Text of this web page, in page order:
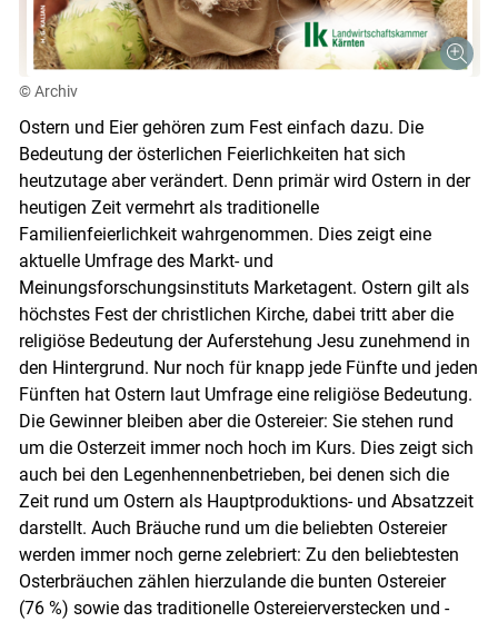
© Archiv
Ostern und Eier gehören zum Fest einfach dazu. Die
Bedeutung der österlichen Feierlichkeiten hat sich
heutzutage aber verändert. Denn primär wird Ostern in der
heutigen Zeit vermehrt als traditionelle
Familienfeierlichkeit wahrgenommen. Dies zeigt eine
aktuelle Umfrage des Markt- und
Meinungsforschungsinstituts Marketagent. Ostern gilt als
höchstes Fest der christlichen Kirche, dabei tritt aber die
religiöse Bedeutung der Auferstehung Jesu zunehmend in
den Hintergrund. Nur noch für knapp jede Fünfte und jeden
Fünften hat Ostern laut Umfrage eine religiöse Bedeutung.
Die Gewinner bleiben aber die Ostereier: Sie stehen rund
um die Osterzeit immer noch hoch im Kurs. Dies zeigt sich
auch bei den Legenhennenbetrieben, bei denen sich die
Zeit rund um Ostern als Hauptproduk­tions- und Absatzzeit
darstellt. Auch Bräuche rund um die beliebten Ostereier
werden immer noch gerne zelebriert: Zu den beliebtesten
Osterbräuchen zählen hierzulande die bunten Ostereier
(76 %) sowie das traditionelle Ostereierverstecken und -